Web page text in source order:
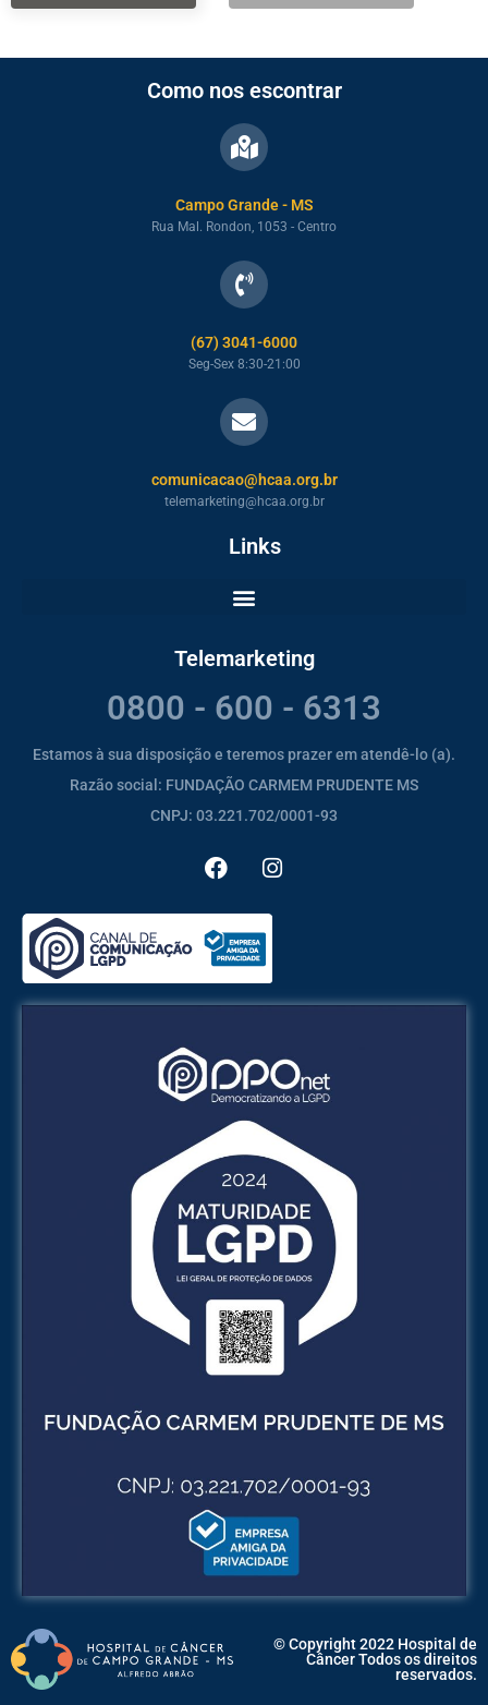
Como nos escontrar
Campo Grande - MS
Rua Mal. Rondon, 1053 - Centro
(67) 3041-6000
Seg-Sex 8:30-21:00
comunicacao@hcaa.org.br
telemarketing@hcaa.org.br
Links
Telemarketing
0800 - 600 - 6313
Estamos à sua disposição e teremos prazer em atendê-lo (a).
Razão social: FUNDAÇÃO CARMEM PRUDENTE MS
CNPJ: 03.221.702/0001-93
© Copyright 2022 Hospital de
Câncer Todos os direitos
reservados.